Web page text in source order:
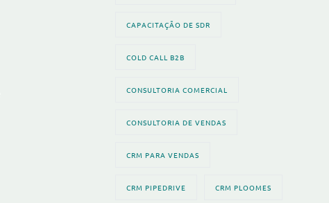
CAPACITAÇÃO DE SDR
COLD CALL B2B
CONSULTORIA COMERCIAL
CONSULTORIA DE VENDAS
CRM PARA VENDAS
CRM PIPEDRIVE CRM PLOOMES